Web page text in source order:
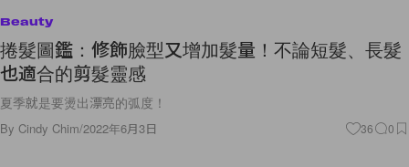
Beauty
捲髮圖鑑：修飾臉型又增加髮量！不論短髮、長髮
也適合的剪髮靈感
夏季就是要燙出漂亮的弧度！
By Cindy Chim/2022年6月3日 36 0